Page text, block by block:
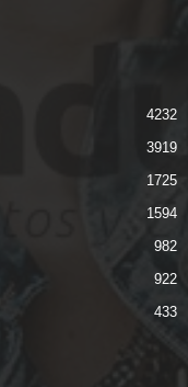
4232
3919
1725
1594
982
922
433